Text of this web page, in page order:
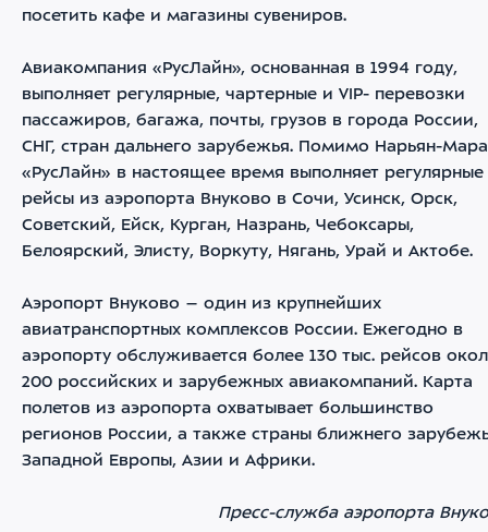
посетить кафе и магазины сувениров.
Авиакомпания «РусЛайн», основанная в 1994 году,
выполняет регулярные, чартерные и VIP- перевозки
пассажиров, багажа, почты, грузов в города России,
СНГ, стран дальнего зарубежья. Помимо Нарьян-Мара
«РусЛайн» в настоящее время выполняет регулярные
рейсы из аэропорта Внуково в Сочи, Усинск, Орск,
Советский, Ейск, Курган, Назрань, Чебоксары,
Белоярский, Элисту, Воркуту, Нягань, Урай и Актобе.
Аэропорт Внуково – один из крупнейших
авиатранспортных комплексов России. Ежегодно в
аэропорту обслуживается более 130 тыс. рейсов
200 российских и зарубежных авиакомпаний. Карта
полетов из аэропорта охватывает большинство
регионов России, а также страны ближнего
Западной Европы, Азии и Африки.
Пресс-служба аэропорта